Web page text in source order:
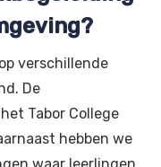
verschillende
De
Tabor College
hebben we